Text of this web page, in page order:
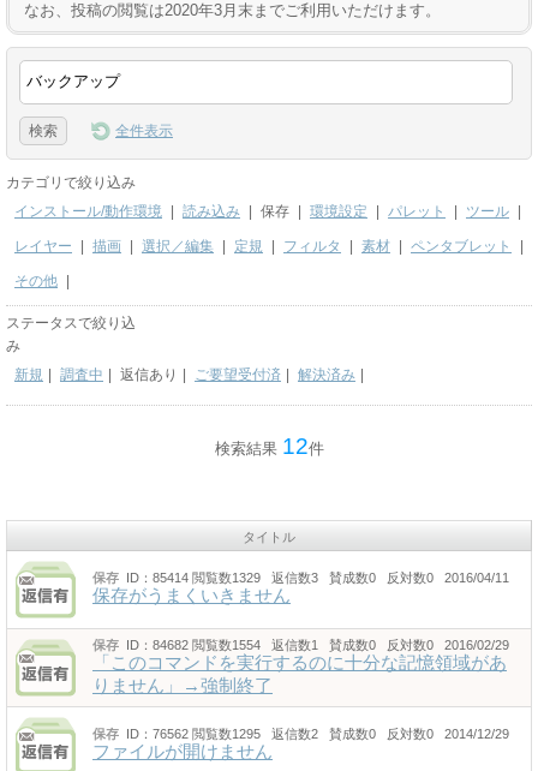
なお、投稿の閲覧は2020年3月末までご利用いただけます。
全件表示
カテゴリで絞り込み
インストール/動作環境
読み込み 保存 環境設定 パレット ツール
レイヤー 描画 選択／編集 定規 フィルタ 素材 ペンタブレット
その他
ステータスで絞り込
み
新規
調査中 返信あり ご要望受付済 解決済み
検索結果 12件
タイトル
保存 ID：85414 閲覧数1329 返信数3 賛成数0 反対数0 2016/04/11
保存がうまくいきません
保存 ID：84682 閲覧数1554 返信数1 賛成数0 反対数0 2016/02/29
「このコマンドを実行するのに十分な記憶領域があ
りません」→強制終了
保存 ID：76562 閲覧数1295 返信数2 賛成数0 反対数0 2014/12/29
ファイルが開けません